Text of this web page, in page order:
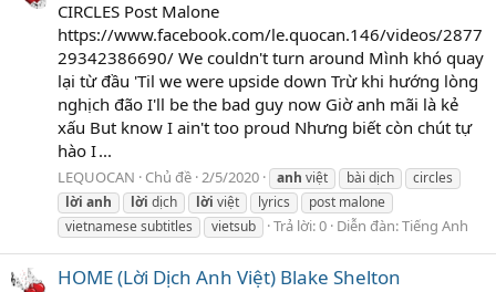
CIRCLES Post Malone
https://www.facebook.com/le.quocan.146/videos/2877
29342386690/ We couldn't turn around Mình khó quay
lại từ đầu 'Til we were upside down Trừ khi hướng lòng
nghịch đão I'll be the bad guy now Giờ anh mãi là kẻ
xấu But know I ain't too proud Nhưng biết còn chút tự
hào I ...
LEQUOCAN Chủ đề 2/5/2020 anh việt bài dịch
circles
lời anh lời dịch lời việt lyrics
post malone
vietnamese subtitles
vietsub Trả lời: 0 Diễn đàn:Tiếng Anh
HOME (Lời Dịch Anh Việt) Blake Shelton